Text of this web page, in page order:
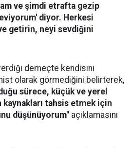
ve şimdi etrafta gezip
diyor. Herkesi
getirin, neyi sevdiğini
demeçte kendisini
olarak görmediğini belirterek,
sürece, küçük ve yerel
tahsis etmek için
düşünüyorum" açıklamasını